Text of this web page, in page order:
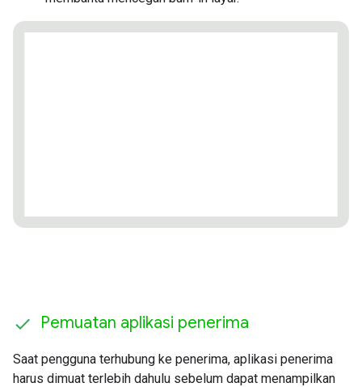
Pemuatan aplikasi penerima
Saat pengguna terhubung ke penerima, aplikasi penerima
harus dimuat terlebih dahulu sebelum dapat menampilkan